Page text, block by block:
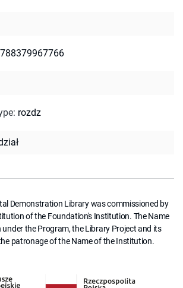
: rozdz
Demonstration Library was commissioned by
of the Foundation's Institution. The Name
the Program, the Library Project and its
patronage of the Name of the Institution.